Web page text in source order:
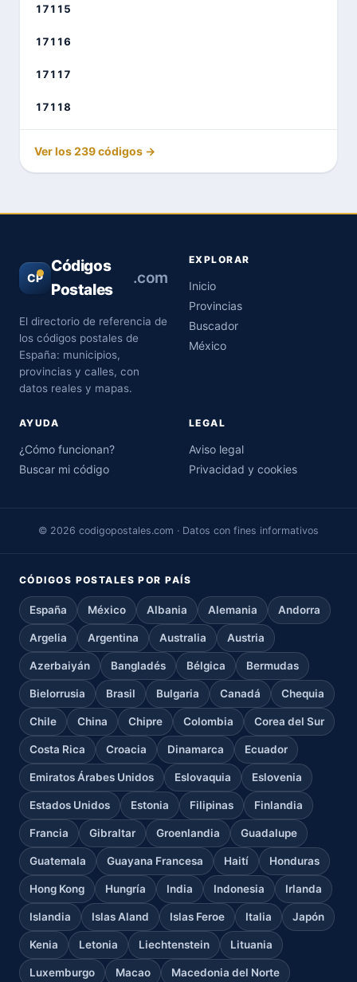
17115
17116
17117
17118
Ver los 239 códigos →
CP
Códigos
Postales
.com
El directorio de referencia de
los códigos postales de
España: municipios,
provincias y calles, con
datos reales y mapas.
EXPLORAR
Inicio
Provincias
Buscador
México
AYUDA
¿Cómo funcionan?
Buscar mi código
LEGAL
Aviso legal
Privacidad y cookies
© 2026 codigopostales.com · Datos con fines informativos
CÓDIGOS POSTALES POR PAÍS
España México Albania Alemania Andorra
Argelia Argentina Australia Austria
Azerbaiyán Bangladés Bélgica Bermudas
Bielorrusia Brasil Bulgaria Canadá Chequia
Chile China Chipre Colombia Corea del Sur
Costa Rica Croacia Dinamarca Ecuador
Emiratos Árabes Unidos Eslovaquia Eslovenia
Estados Unidos Estonia Filipinas Finlandia
Francia Gibraltar Groenlandia Guadalupe
Guatemala Guayana Francesa Haití Honduras
Hong Kong Hungría India Indonesia Irlanda
Islandia Islas Aland Islas Feroe Italia Japón
Kenia Letonia Liechtenstein Lituania
Luxemburgo Macao Macedonia del Norte